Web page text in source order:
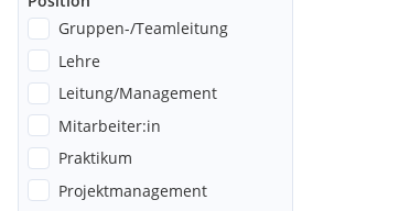
Gruppen-/Teamleitung
Lehre
Leitung/Management
Mitarbeiter:in
Praktikum
Projektmanagement